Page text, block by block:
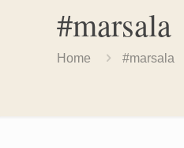
#marsala
Home #marsala